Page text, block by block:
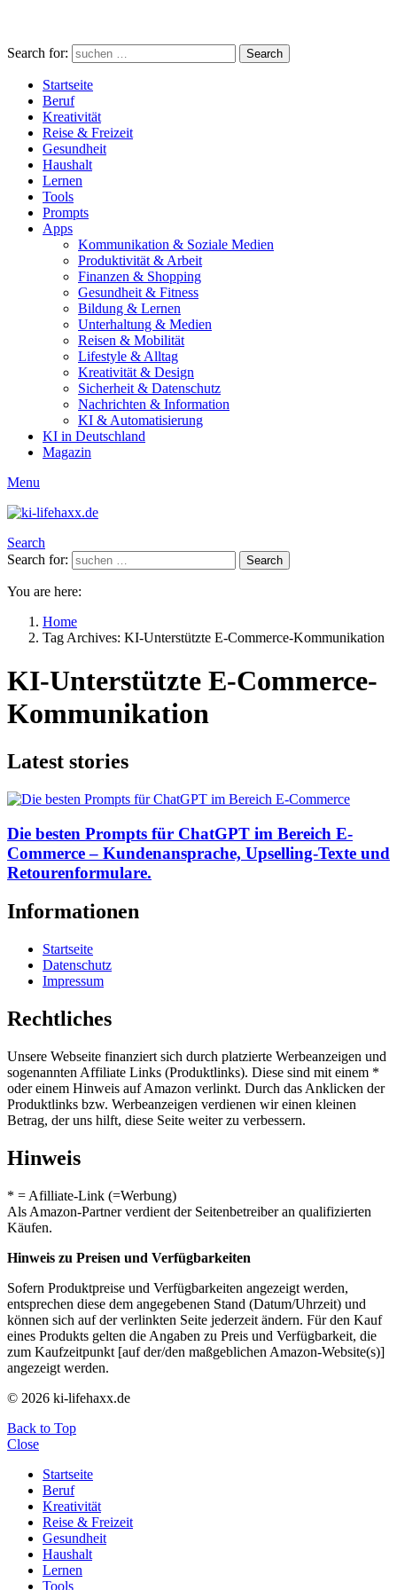
Search for: Search
Startseite
Beruf
Kreativität
Reise & Freizeit
Gesundheit
Haushalt
Lernen
Tools
Prompts
Apps
Kommunikation & Soziale Medien
Produktivität & Arbeit
Finanzen & Shopping
Gesundheit & Fitness
Bildung & Lernen
Unterhaltung & Medien
Reisen & Mobilität
Lifestyle & Alltag
Kreativität & Design
Sicherheit & Datenschutz
Nachrichten & Information
KI & Automatisierung
KI in Deutschland
Magazin
Menu
Search
Search for:
Search
You are here:
Home
Tag Archives: KI-Unterstützte E-Commerce-Kommunikation
KI-Unterstützte E-Commerce-
Kommunikation
Latest stories
Die besten Prompts für ChatGPT im Bereich E-
Commerce – Kundenansprache, Upselling-Texte und
Retourenformulare.
Informationen
Startseite
Datenschutz
Impressum
Rechtliches
Unsere Webseite finanziert sich durch platzierte Werbeanzeigen und
sogenannten Affiliate Links (Produktlinks). Diese sind mit einem *
oder einem Hinweis auf Amazon verlinkt. Durch das Anklicken der
Produktlinks bzw. Werbeanzeigen verdienen wir einen kleinen
Betrag, der uns hilft, diese Seite weiter zu verbessern.
Hinweis
* = Afilliate-Link (=Werbung)
Als Amazon-Partner verdient der Seitenbetreiber an qualifizierten
Käufen.
Hinweis zu Preisen und Verfügbarkeiten
Sofern Produktpreise und Verfügbarkeiten angezeigt werden,
entsprechen diese dem angegebenen Stand (Datum/Uhrzeit) und
können sich auf der verlinkten Seite jederzeit ändern. Für den Kauf
eines Produkts gelten die Angaben zu Preis und Verfügbarkeit, die
zum Kaufzeitpunkt [auf der/den maßgeblichen Amazon-Website(s)]
angezeigt werden.
© 2026 ki-lifehaxx.de
Back to Top
Close
Startseite
Beruf
Kreativität
Reise & Freizeit
Gesundheit
Haushalt
Lernen
Tools